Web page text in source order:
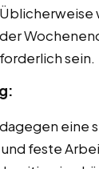
sein.
eine
feste